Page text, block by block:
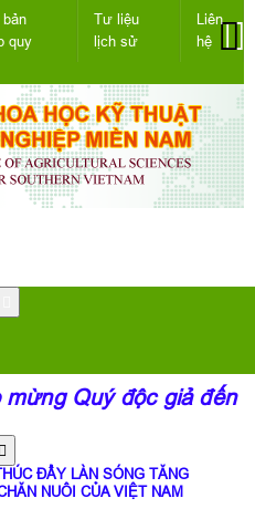
quy
Tư liệu
lịch sử
Liên
hệ
mừng Quý độc giả đến
ĐẨY LÀN SÓNG TĂNG
NUÔI CỦA VIỆT NAM